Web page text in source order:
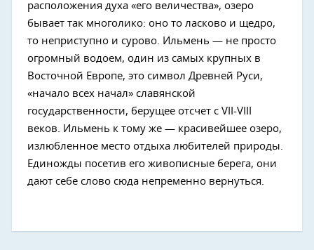
расположения духа «его величества», озеро
бывает так многолико: оно то ласково и щедро,
то неприступно и сурово. Ильмень — не просто
огромный водоем, один из самых крупных в
Восточной Европе, это символ Древней Руси,
«начало всех начал» славянской
государственности, берущее отсчет с VII-VIII
веков. Ильмень к тому же — красивейшее озеро,
излюбленное место отдыха любителей природы.
Единожды посетив его живописные берега, они
дают себе слово сюда непременно вернуться.